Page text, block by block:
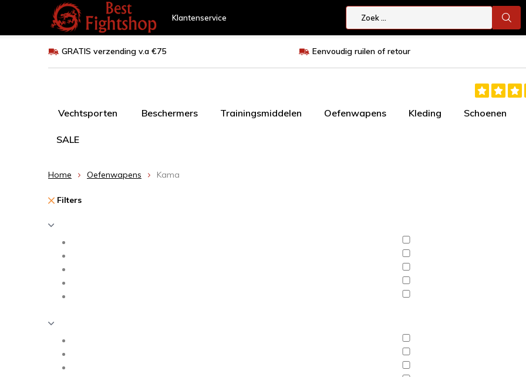
Klantenservice
GRATIS verzending v.a €75 Eenvoudig ruilen of retour
Vechtsporten Beschermers Trainingsmiddelen Oefenwapens Kleding Schoenen
SALE
Home Oefenwapens Kama
Filters